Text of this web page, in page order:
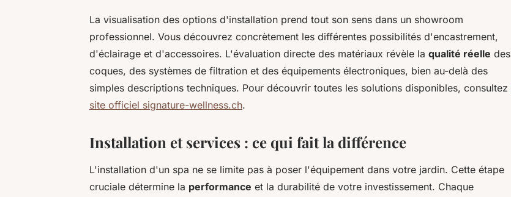
La visualisation des options d'installation prend tout son sens dans un showroom
professionnel. Vous découvrez concrètement les différentes possibilités d'encastrement,
d'éclairage et d'accessoires. L'évaluation directe des matériaux révèle la qualité réelle des
coques, des systèmes de filtration et des équipements électroniques, bien au-delà des
simples descriptions techniques. Pour découvrir toutes les solutions disponibles, consultez
site officiel signature-wellness.ch.
Installation et services : ce qui fait la différence
L'installation d'un spa ne se limite pas à poser l'équipement dans votre jardin. Cette étape
cruciale détermine la performance et la durabilité de votre investissement. Chaque